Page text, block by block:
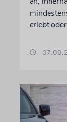
erlebt